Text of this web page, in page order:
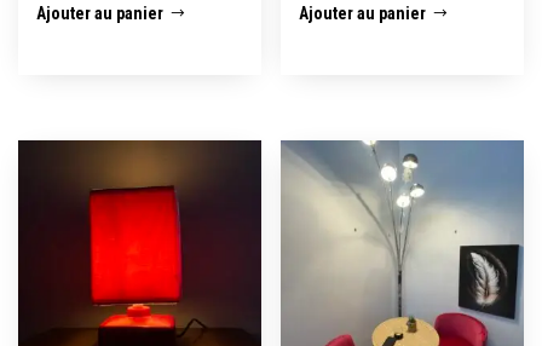
Ajouter au panier Ajouter au panier